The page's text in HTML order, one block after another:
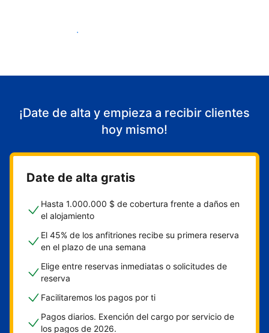
Empieza a recibir clientes
¡Date de alta y empieza a recibir clientes
hoy mismo!
Date de alta gratis
Hasta 1.000.000 $ de cobertura frente a daños en
el alojamiento
El 45% de los anfitriones recibe su primera reserva
en el plazo de una semana
Elige entre reservas inmediatas o solicitudes de
reserva
Facilitaremos los pagos por ti
Pagos diarios. Exención del cargo por servicio de
los pagos de 2026.